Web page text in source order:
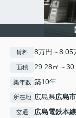
賃料 8万円～8.05
面積 29.28㎡～
築年数 築10年
所在地 広島県広島
交通 広島電鉄本線